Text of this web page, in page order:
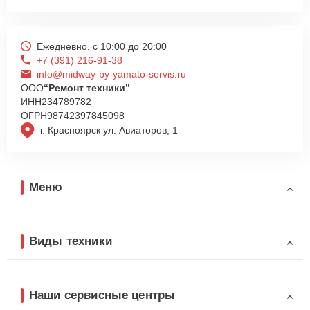
г. Красноярск ул. Авиаторов, 1
Ежедневно, с 10:00 до 20:00
+7 (391) 216-91-38
info@midway-by-yamato-servis.ru
ООО“Ремонт техники”
ИНН234789782
ОГРН98742397845098
Меню
Виды техники
Наши сервисные центры